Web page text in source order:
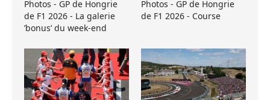
Photos - GP de Hongrie
de F1 2026 - La galerie
’bonus’ du week-end
Photos - GP de Hongrie
de F1 2026 - Course